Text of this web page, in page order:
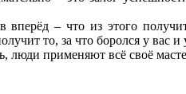
– что из этого
то, за что боролся у вас и
применяют всё своё